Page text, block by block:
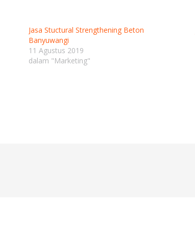
Jasa Stuctural Strengthening Beton
Banyuwangi
11 Agustus 2019
dalam "Marketing"